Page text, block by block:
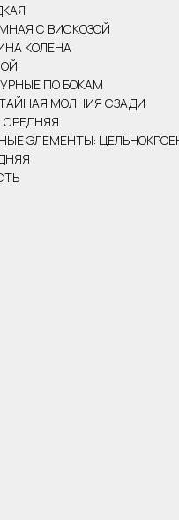
С ВИСКОЗОЙ
КОЛЕНА
ПО БОКАМ
МОЛНИЯ СЗАДИ
ЭЛЕМЕНТЫ: